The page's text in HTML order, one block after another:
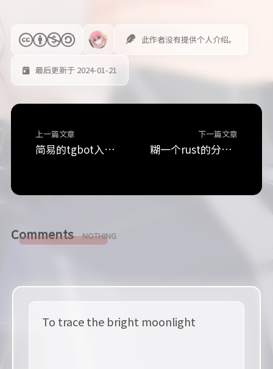
此作者没有提供个人介绍。
最后更新于 2024-01-21
上一篇文章
简易的tgbot入群验证队列
下一篇文章
糊一个rust的分层配置
Comments NOTHING
To trace the bright moonlight